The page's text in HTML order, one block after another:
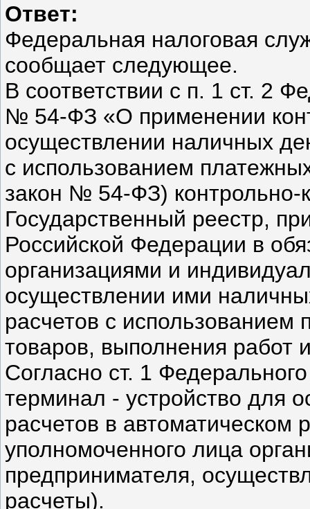
Ответ:
Федеральная налоговая
сообщает следующее.
В соответствии с п. 1 ст. 2
№ 54-ФЗ «О применении
осуществлении наличных
с использованием
закон № 54-ФЗ) контрольно-
Государственный реестр,
Российской Федерации в
организациями и
осуществлении ими
расчетов с использованием
товаров, выполнения работ
Согласно ст. 1
терминал - устройство для
расчетов в автоматическом
уполномоченного лица
предпринимателя,
расчеты).